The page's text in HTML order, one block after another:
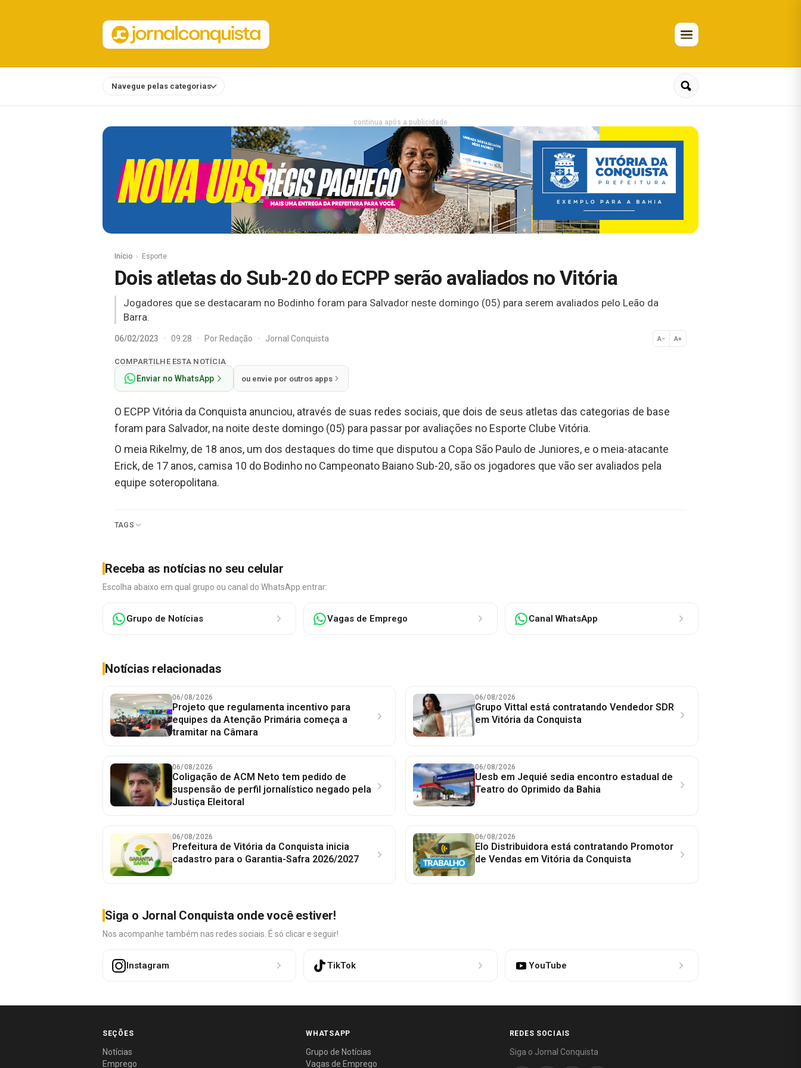
Navegue pelas categorias
continua após a publicidade
Início Esporte
Dois atletas do Sub-20 do ECPP serão avaliados no Vitória
Jogadores que se destacaram no Bodinho foram para Salvador neste domingo (05) para serem avaliados pelo Leão da
Barra.
06/02/2023 · 09:28 · PorRedação · Jornal Conquista A− A+
Normal
COMPARTILHE ESTA NOTÍCIA
Enviar no WhatsApp ou envie por outros apps
O ECPP Vitória da Conquista anunciou, através de suas redes sociais, que dois de seus atletas das categorias de base
foram para Salvador, na noite deste domingo (05) para passar por avaliações no Esporte Clube Vitória.
O meia Rikelmy, de 18 anos, um dos destaques do time que disputou a Copa São Paulo de Juniores, e o meia-atacante
Erick, de 17 anos, camisa 10 do Bodinho no Campeonato Baiano Sub-20, são os jogadores que vão ser avaliados pela
equipe soteropolitana.
TAGS
Receba as notícias no seu celular
Escolha abaixo em qual grupo ou canal do WhatsApp entrar:
Grupo de Notícias Vagas de Emprego Canal WhatsApp
Notícias relacionadas
06/08/2026
Projeto que regulamenta incentivo para
equipes da Atenção Primária começa a
tramitar na Câmara
06/08/2026
Grupo Vittal está contratando Vendedor SDR
em Vitória da Conquista
06/08/2026
Coligação de ACM Neto tem pedido de
suspensão de perfil jornalístico negado pela
Justiça Eleitoral
06/08/2026
Uesb em Jequié sedia encontro estadual de
Teatro do Oprimido da Bahia
06/08/2026
Prefeitura de Vitória da Conquista inicia
cadastro para o Garantia-Safra 2026/2027
06/08/2026
Elo Distribuidora está contratando Promotor
de Vendas em Vitória da Conquista
Siga o Jornal Conquista onde você estiver!
Nos acompanhe também nas redes sociais. É só clicar e seguir!
Instagram TikTok YouTube
SEÇÕES
Notícias
Emprego
WHATSAPP
Grupo de Notícias
Vagas de Emprego
REDES SOCIAIS
Siga o Jornal Conquista